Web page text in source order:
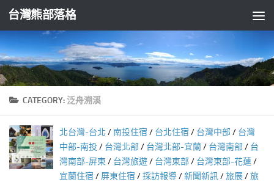
Skip to content
台灣熊部落格
CATEGORY:泛舟溯溪
北台灣-台北 /南投住宿 / 台北住宿 / 台灣中部 / 台灣
中部-南投/ 台灣北部 / 台灣北部-宜蘭/ 台灣南部 / 台
灣南部-屏東/ 台灣旅遊/ 台灣東部 / 台灣東部-花蓮/
宜蘭住宿 / 屏東住宿 /採訪報導/新聞新訊/旅展/旅